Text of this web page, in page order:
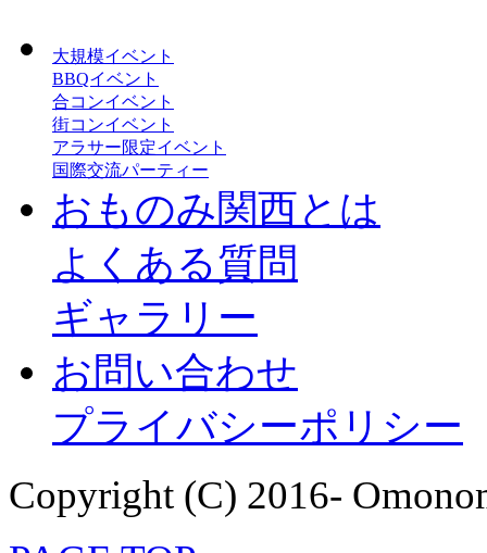
大規模イベント
BBQイベント
合コンイベント
街コンイベント
アラサー限定イベント
国際交流パーティー
おものみ関西とは
よくある質問
ギャラリー
お問い合わせ
プライバシーポリシー
Copyright (C) 2016-